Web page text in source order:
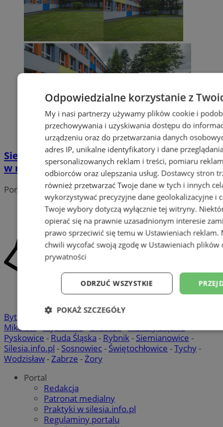
Siemianowice Śląskie: nowe "zielone klasy"
w ramach Budżetu Obywatelskiego 2025
Portal należy do sieci
Bytom Chorzów-Gliwice- Katowice
Mikołów-Mysłowice-Orzesze-Piekary Śląskie-
Pyskowice - Ruda Śląska - Rybnik- Siemianowice -
Silesia.info.pl - Sosnowiec- Świętochłowice -Tychy-
Wodzisław-Zabrze -Żory
Portal
Redakcja
Patronat medialny
Praktyki w silesia.info.pl
Regulaminy portalu
Odpowiedzialne korzystanie z
My i nasi partnerzy używamy plików cookie i
przechowywania i uzyskiwania dostępu do
urządzeniu oraz do przetwarzania danych
adres IP, unikalne identyfikatory i dane
spersonalizowanych reklam i treści, pomiaru
odbiorców oraz ulepszania usług. Dostawcy stron
również przetwarzać Twoje dane w tych i innych
wykorzystywać precyzyjne dane geolokalizacyjne i
Twoje wybory dotyczą wyłącznie tej witryny.
opierać się na prawnie uzasadnionym interesie
prawo sprzeciwić się temu w Ustawieniach reklam.
chwili wycofać swoją zgodę w Ustawieniach plików
prywatności
ODRZUĆ WSZYSTKIE
POKAŻ SZCZEGÓŁY
Niezbędne Wydajność